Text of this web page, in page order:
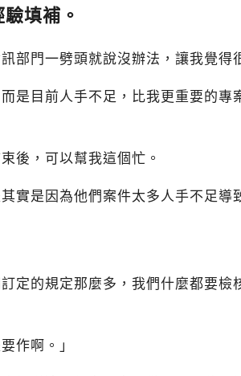
填補。
部門一劈頭就說沒辦法，讓我覺得
是目前人手不足，比我更重要的專
後，可以幫我這個忙。
實是因為他們案件太多人手不足導
定的規定那麼多，我們什麼都要檢
作啊。」